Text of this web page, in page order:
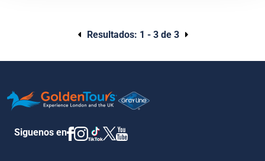
Resultados: 1 - 3 de 3
Siguenos en